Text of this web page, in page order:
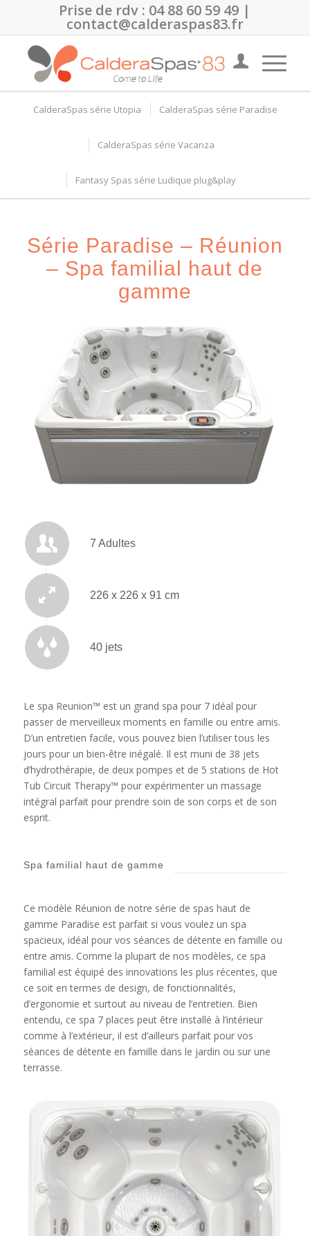
Prise de rdv : 04 88 60 59 49 |
contact@calderaspas83.fr
CalderaSpas série Utopia CalderaSpas série Paradise
CalderaSpas série Vacanza
Fantasy Spas série Ludique plug&play
Série Paradise – Réunion
– Spa familial haut de
gamme
7 Adultes
226 x 226 x 91 cm
40 jets
Le spa Reunion™ est un grand spa pour 7 idéal pour
passer de merveilleux moments en famille ou entre amis.
D’un entretien facile, vous pouvez bien l’utiliser tous les
jours pour un bien-être inégalé. Il est muni de 38 jets
d’hydrothérapie, de deux pompes et de 5 stations de Hot
Tub Circuit Therapy™ pour expérimenter un massage
intégral parfait pour prendre soin de son corps et de son
esprit.
Spa familial haut de gamme
Ce modèle Réunion de notre série de spas haut de
gamme Paradise est parfait si vous voulez un spa
spacieux, idéal pour vos séances de détente en famille ou
entre amis. Comme la plupart de nos modèles, ce spa
familial est équipé des innovations les plus récentes, que
ce soit en termes de design, de fonctionnalités,
d’ergonomie et surtout au niveau de l’entretien. Bien
entendu, ce spa 7 places peut être installé à l’intérieur
comme à l’extérieur, il est d’ailleurs parfait pour vos
séances de détente en famille dans le jardin ou sur une
terrasse.